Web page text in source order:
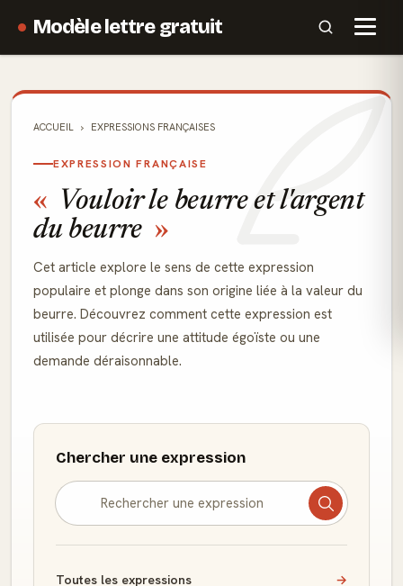
Modèle lettre gratuit
ACCUEIL EXPRESSIONS FRANÇAISES
EXPRESSION FRANÇAISE
Vouloir le beurre et l'argent
du beurre
Cet article explore le sens de cette expression
populaire et plonge dans son origine liée à la valeur du
beurre. Découvrez comment cette expression est
utilisée pour décrire une attitude égoïste ou une
demande déraisonnable.
Chercher une expression
Toutes les expressions →